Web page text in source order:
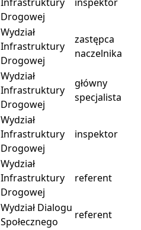
Drogowej
Wydział
Infrastruktury
Drogowej
zastępca
naczelnika
Wydział
Infrastruktury
Drogowej
główny
specjalista
Wydział
Infrastruktury
Drogowej
inspektor
Wydział
Infrastruktury
Drogowej
referent
Wydział Dialogu
Społecznego
referent